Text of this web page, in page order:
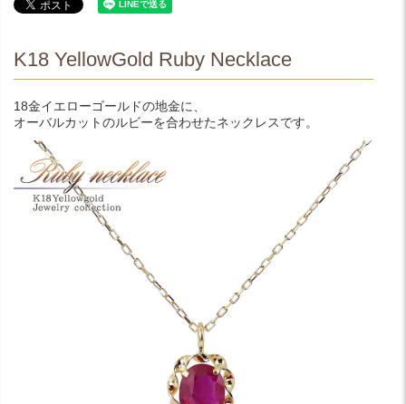
K18 YellowGold Ruby Necklace
18金イエローゴールドの地金に、
オーバルカットのルビーを合わせたネックレスです。